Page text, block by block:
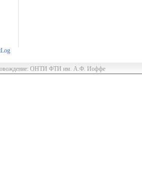
ОНТИ ФТИ им. А.Ф. Иоффе